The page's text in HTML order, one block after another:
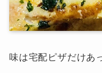
味は宅配ピザだけあ